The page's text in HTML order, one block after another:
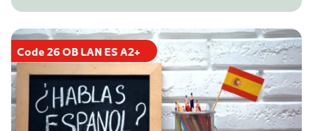
Code 26 OB LAN ES A2+